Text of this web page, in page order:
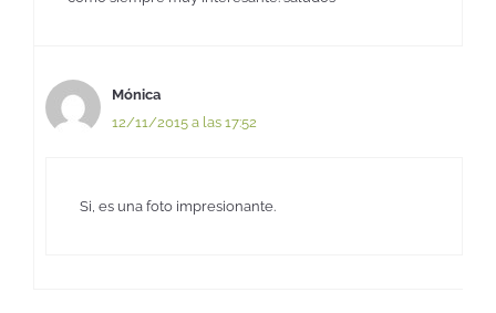
Mónica
12/11/2015 a las 17:52
Si, es una foto impresionante.